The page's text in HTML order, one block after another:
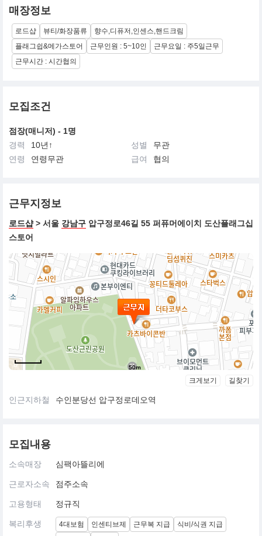
독특한 후각적 풍경을 통해 고객에게 영감을 주는 동시에 럭셔리 브
랜드에 대한 개념을 재정의 하기 위해 노력합니다.
런던에 3개의 독립매장, 리버티에 위치한 매장, 파리에 위치한 매장,
르 봉 마르세에 위치한 매장, 그리고 대만과 홍콩에 매장을 운영하고
있으며, 전 세계 각지에 100개의 도매 거래처를 보유하고 있습니다.
매장정보
로드샵 뷰티/화장품류
향수,디퓨저,인센스,핸드크림
플래그쉽&메가스토어
근무인원 : 5~10인
근무요일 : 주5일근무
근무시간 : 시간협의
모집조건
점장(매니저) - 1명
경력
10년↑ 성별
무관
연령
연령무관 급여 협의
근무지정보
로드샵> 서울 강남구 압구정로46길 55 퍼퓨머에이치 도산플래그십
스토어
50m
크게보기 길찾기
인근지하철 수인분당선 압구정로데오역
모집내용
소속매장 심팩아뜰리에
근로자소속 점주소속
고용형태 정규직
복리후생 4대보험 인센티브제 근무복 지급
식비/식권 지급